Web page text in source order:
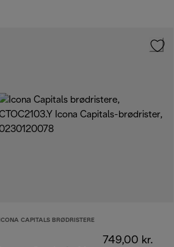
ICONA CAPITALS BRØDRISTERE
749,00 kr.